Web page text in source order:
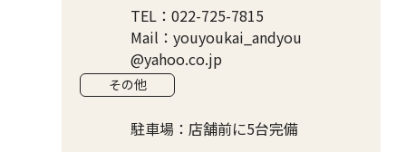
TEL：022-725-7815
Mail：youyoukai_andyou
@yahoo.co.jp
その他
駐車場：店舗前に5台完備